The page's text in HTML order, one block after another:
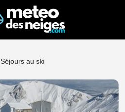
Stations
Séjours au ski